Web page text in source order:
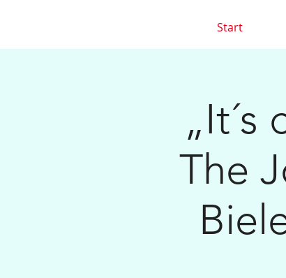
Start
The